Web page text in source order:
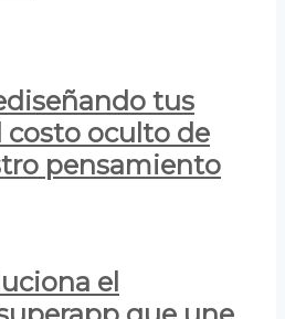
tus
costo oculto de
pensamiento
el